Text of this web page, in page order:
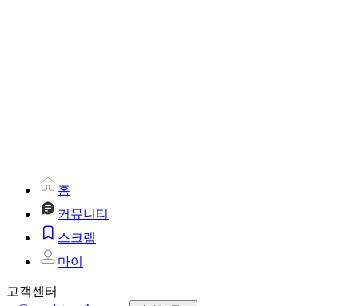
홈
커뮤니티
스크랩
마이
고객센터